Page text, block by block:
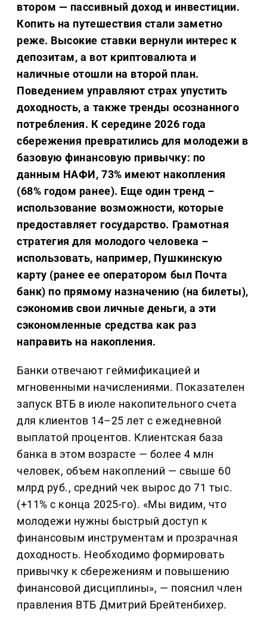
втором — пассивный доход и инвестиции.
Копить на путешествия стали заметно
реже. Высокие ставки вернули интерес к
депозитам, а вот криптовалюта и
наличные отошли на второй план.
Поведением управляют страх упустить
доходность, а также тренды осознанного
потребления. К середине 2026 года
сбережения превратились для молодежи в
базовую финансовую привычку: по
данным НАФИ, 73% имеют накопления
(68% годом ранее). Еще один тренд –
использование возможности, которые
предоставляет государство. Грамотная
стратегия для молодого человека –
использовать, например, Пушкинскую
карту (ранее ее оператором был Почта
банк) по прямому назначению (на билеты),
сэкономив свои личные деньги, а эти
сэкономленные средства как раз
направить на накопления.
Банки отвечают геймификацией и
мгновенными начислениями. Показателен
запуск ВТБ в июле накопительного счета
для клиентов 14–25 лет с ежедневной
выплатой процентов. Клиентская база
банка в этом возрасте — более 4 млн
человек, объем накоплений — свыше 60
млрд руб., средний чек вырос до 71 тыс.
(+11% с конца 2025-го). «Мы видим, что
молодежи нужны быстрый доступ к
финансовым инструментам и прозрачная
доходность. Необходимо формировать
привычку к сбережениям и повышению
финансовой дисциплины», — пояснил член
правления ВТБ Дмитрий Брейтенбихер.